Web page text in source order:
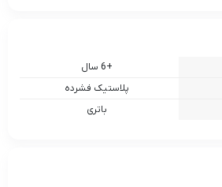
+6 سال
پلاستیک فشرده
باتری